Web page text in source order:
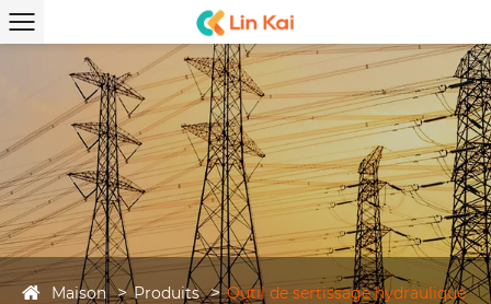
Maison Produits Outil de sertissage hydraulique